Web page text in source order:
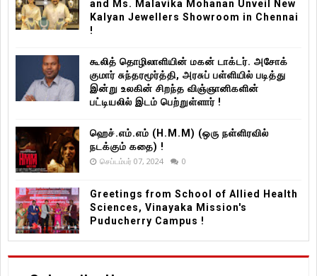
and Ms. Malavika Mohanan Unveil New
Kalyan Jewellers Showroom in Chennai
!
கூலித் தொழிலாளியின் மகன் டாக்டர். அசோக்
குமார் சுந்தரமூர்த்தி, அரசுப் பள்ளியில் படித்து
இன்று உலகின் சிறந்த விஞ்ஞானிகளின்
பட்டியலில் இடம் பெற்றுள்ளார் !
ஹெச்.எம்.எம் (H.M.M) (ஒரு நள்ளிரவில்
நடக்கும் கதை) !
செப்டம்பர் 07, 2024 0
Greetings from School of Allied Health
Sciences, Vinayaka Mission's
Puducherry Campus !